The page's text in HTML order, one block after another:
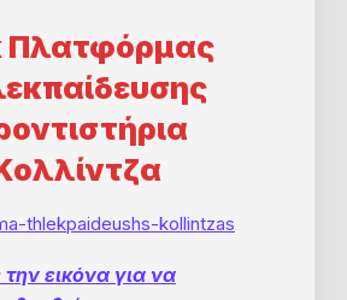
Πλατφόρμας
εικόνα για να